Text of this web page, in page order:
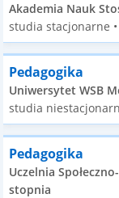
Akademia Nauk
studia stacjonarne
Pedagogika
Uniwersytet WSB
studia
Pedagogika
Uczelnia
stopnia